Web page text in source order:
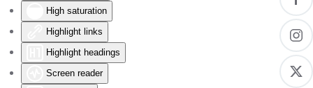
High saturation
Highlight links
Highlight headings
Screen reader